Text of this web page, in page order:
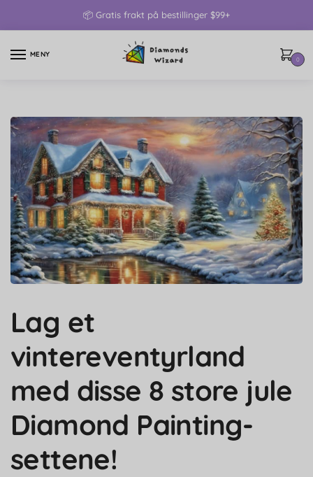
📦 Gratis frakt på bestillinger $99+
MENY
0
Lag et
vintereventyrland
med disse 8 store jule
Diamond Painting-
settene!